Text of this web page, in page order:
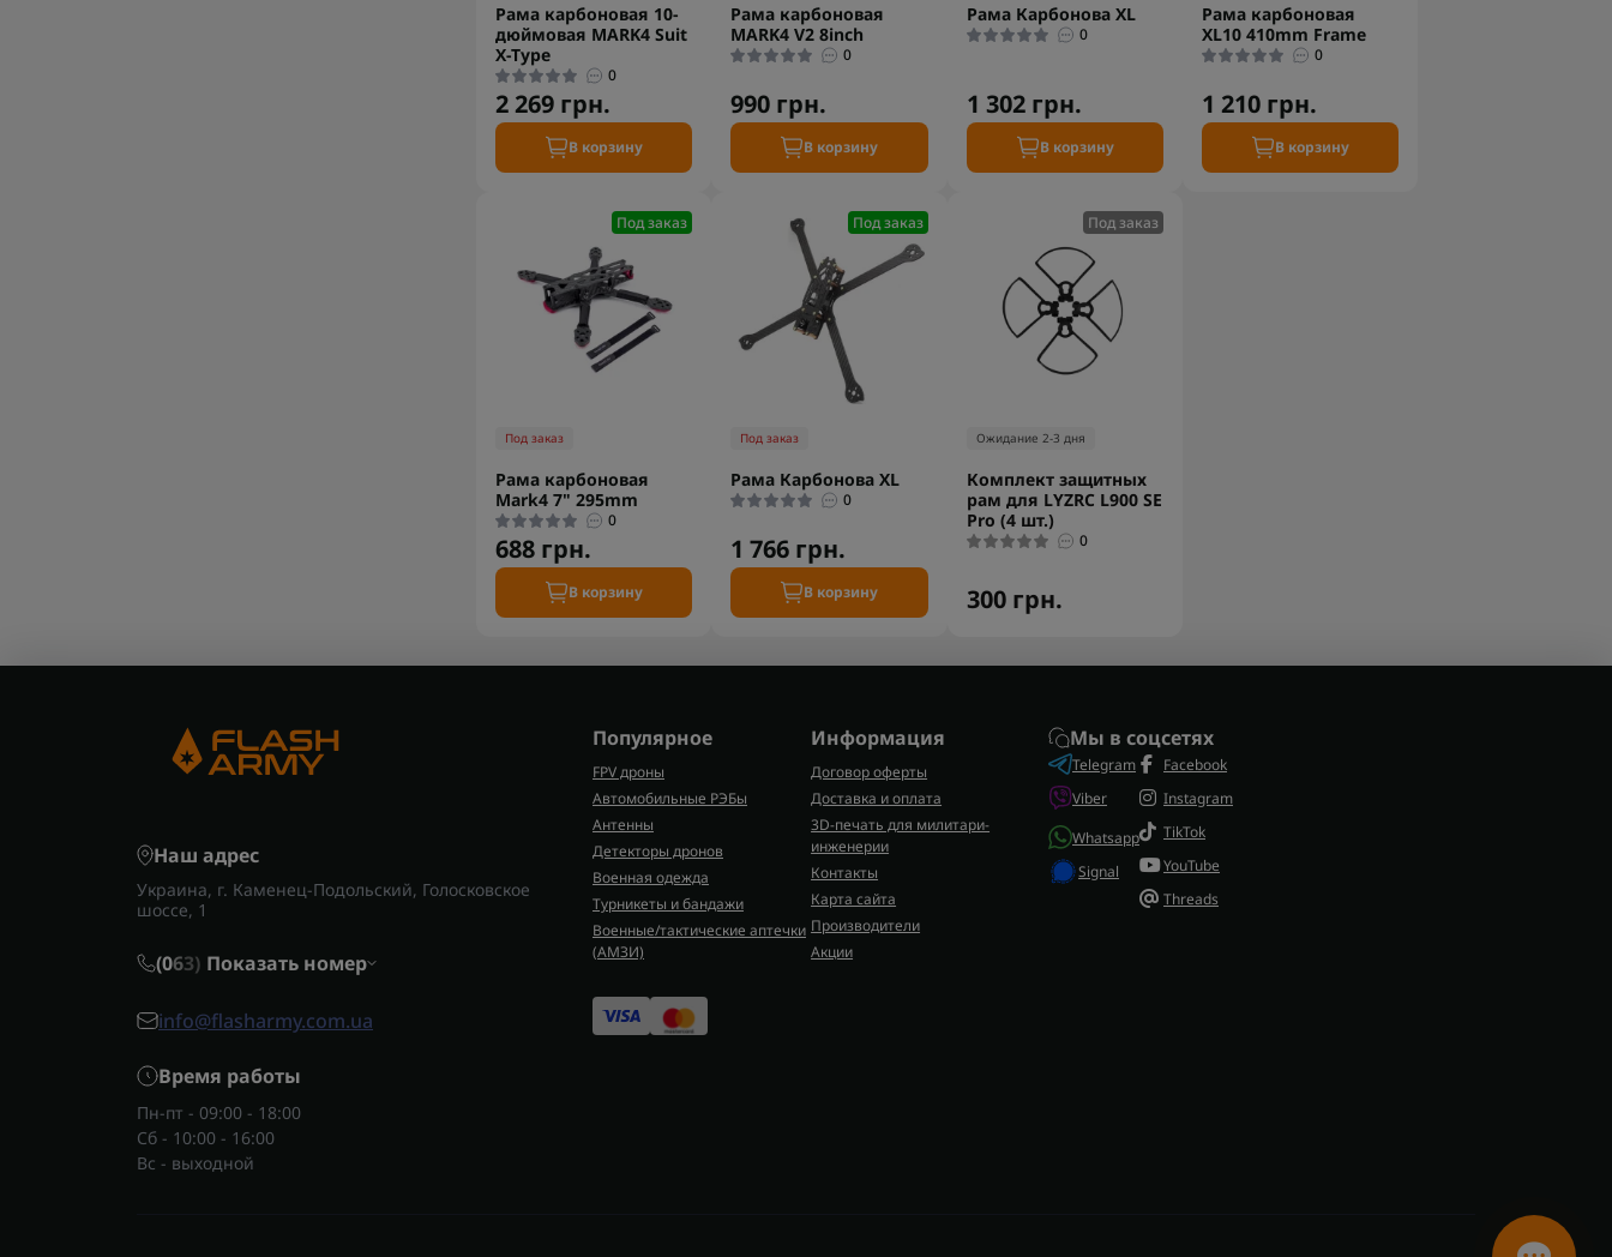
Рама карбоновая 10-
дюймовая MARK4 Suit
X-Type
0
2 269 грн.
В корзину
Рама карбоновая
MARK4 V2 8inch
0
990 грн.
В корзину
Рама Карбонова XL
0
1 302 грн.
В корзину
Рама карбоновая
XL10 410mm Frame
0
1 210 грн.
В корзину
Под заказ
Под заказ
Рама карбоновая
Mark4 7" 295mm
0
688 грн.
В корзину
Под заказ
Под заказ
Рама Карбонова XL
0
1 766 грн.
В корзину
Под заказ
Ожидание 2-3 дня
Комплект защитных
рам для LYZRC L900 SE
Pro (4 шт.)
0
300 грн.
Наш адрес
Украина, г. Каменец-Подольский, Голосковское
шоссе, 1
(063) Показать номер
info@flasharmy.com.ua
Время работы
Пн-пт - 09:00 - 18:00
Сб - 10:00 - 16:00
Вс - выходной
Популярное
FPV дроны
Автомобильные РЭБы
Антенны
Детекторы дронов
Военная одежда
Турникеты и бандажи
Военные/тактические аптечки
(AMЗИ)
Информация
Договор оферты
Доставка и оплата
3D-печать для милитари-
инженерии
Контакты
Карта сайта
Производители
Акции
Мы в соцсетях
Telegram
Viber
Whatsapp
Signal
Facebook
Instagram
TikTok
YouTube
Threads